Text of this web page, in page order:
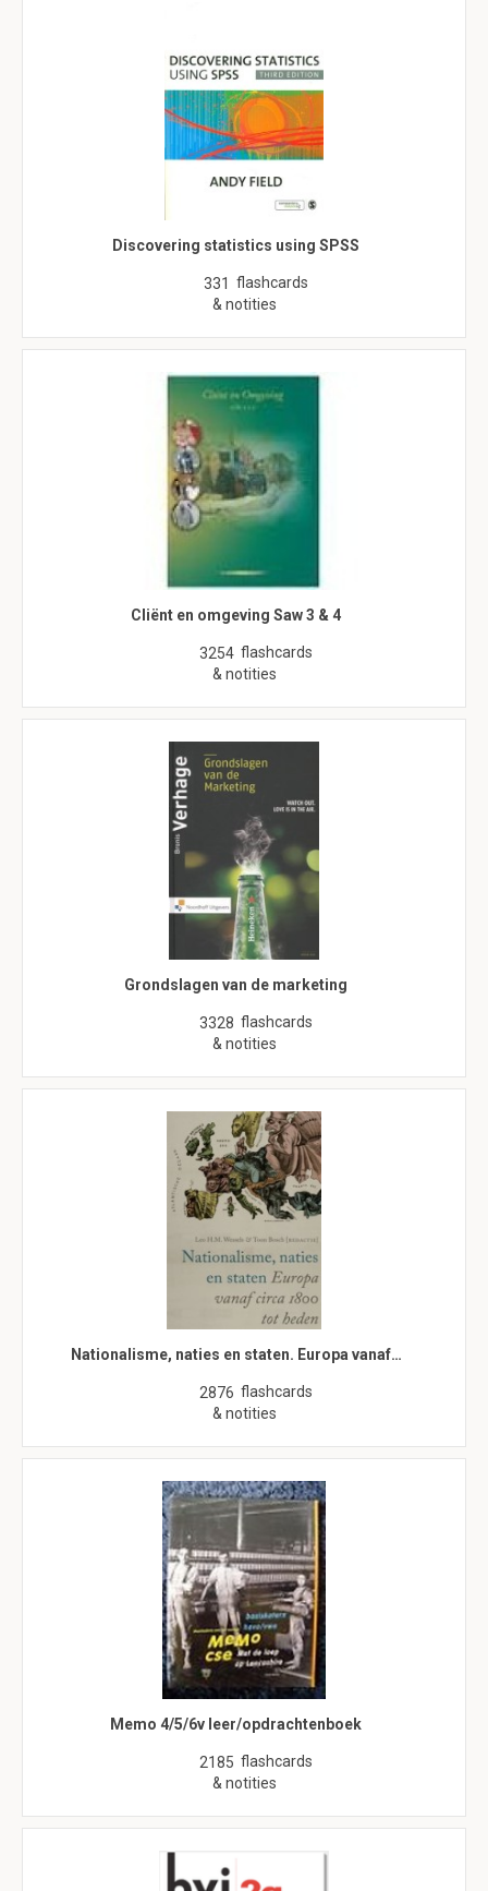
Discovering statistics using SPSS
331 flashcards
& notities
Cliënt en omgeving Saw 3 & 4
3254 flashcards
& notities
Grondslagen van de marketing
3328 flashcards
& notities
Nationalisme, naties en staten. Europa vanaf…
2876 flashcards
& notities
Memo 4/5/6v leer/opdrachtenboek
2185 flashcards
& notities